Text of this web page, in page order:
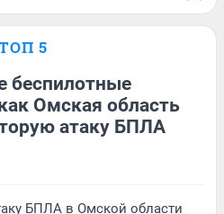
5
беспилотные
Омская область
атаку БПЛА
БПЛА в Омской области